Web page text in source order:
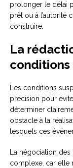
prolonger le délai
prêt ou à l’autorité
construire.
La
conditions
Les conditions
précision pour
déterminer
obstacle à la
lesquels ces
La négociation
complexe, car elle